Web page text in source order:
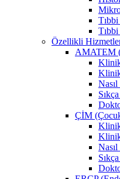
Özellikli
AMATEM
ÇİM